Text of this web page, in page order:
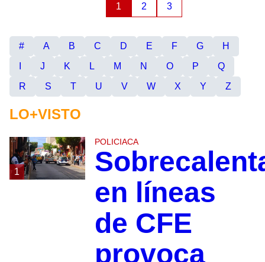
1 2 3
# A B C D E F G
H
J K L M N O P
Q
R
S T U V W X Y Z
LO+VISTO
1
POLICIACA
en líneas
de CFE
provoca